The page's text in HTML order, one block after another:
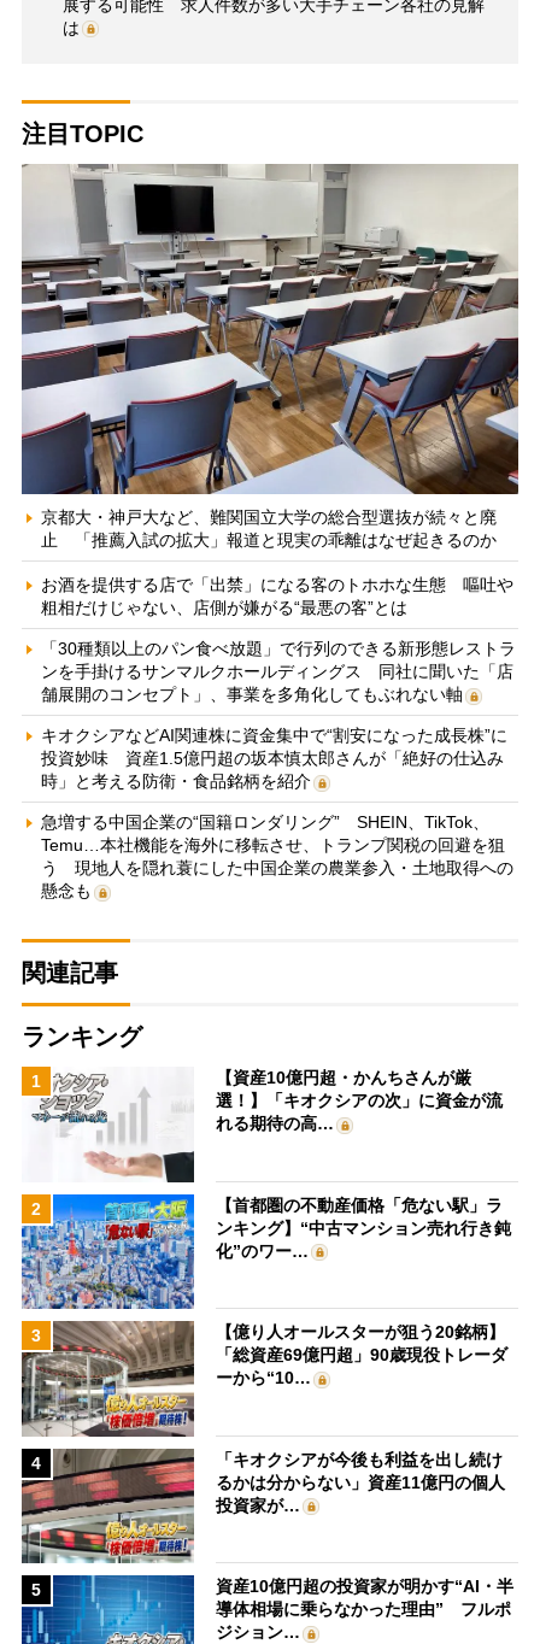
展する可能性 求人件数が多い大手チェーン各社の見解
は
注目TOPIC
京都大・神戸大など、難関国立大学の総合型選抜が続々と廃
止 「推薦入試の拡大」報道と現実の乖離はなぜ起きるのか
お酒を提供する店で「出禁」になる客のトホホな生態 嘔吐や
粗相だけじゃない、店側が嫌がる“最悪の客”とは
「30種類以上のパン食べ放題」で行列のできる新形態レストラ
ンを手掛けるサンマルクホールディングス 同社に聞いた「店
舗展開のコンセプト」、事業を多角化してもぶれない軸
キオクシアなどAI関連株に資金集中で“割安になった成長株”に
投資妙味 資産1.5億円超の坂本慎太郎さんが「絶好の仕込み
時」と考える防衛・食品銘柄を紹介
急増する中国企業の“国籍ロンダリング” SHEIN、TikTok、
Temu…本社機能を海外に移転させ、トランプ関税の回避を狙
う 現地人を隠れ蓑にした中国企業の農業参入・土地取得への
懸念も
関連記事
ランキング
1
【資産10億円超・かんちさんが厳
選！】「キオクシアの次」に資金が流
れる期待の高…
2
【首都圏の不動産価格「危ない駅」ラ
ンキング】“中古マンション売れ行き鈍
化”のワー…
3
【億り人オールスターが狙う20銘柄】
「総資産69億円超」90歳現役トレーダ
ーから“10…
4
「キオクシアが今後も利益を出し続け
るかは分からない」資産11億円の個人
投資家が…
5
資産10億円超の投資家が明かす“AI・半
導体相場に乗らなかった理由” フルポ
ジション…